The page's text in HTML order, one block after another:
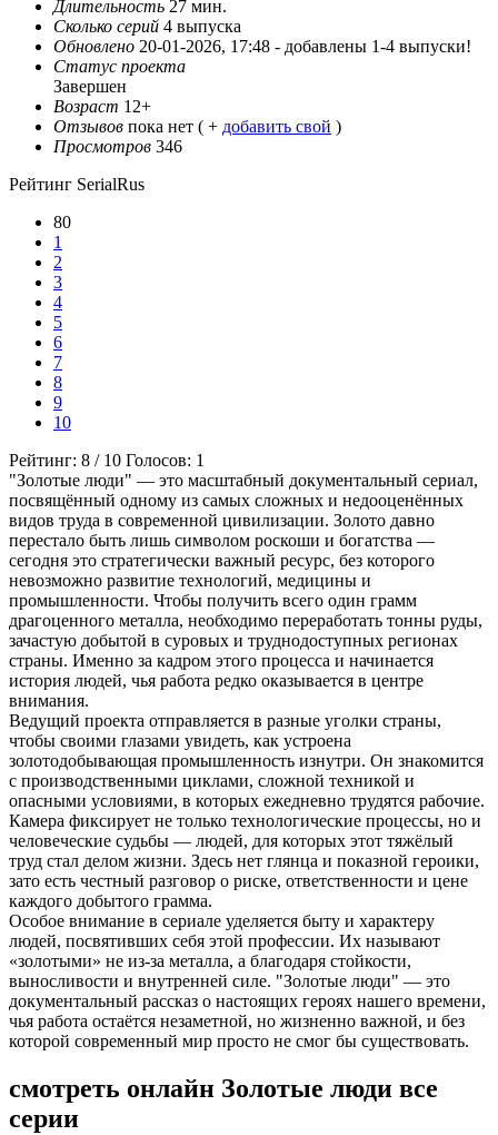
Длительность 27 мин.
Сколько серий 4 выпуска
Обновлено 20-01-2026, 17:48 - добавлены 1-4 выпуски!
Статус проекта
Завершен
Возраст 12+
Отзывов пока нет ( + добавить свой )
Просмотров 346
Рейтинг SerialRus
80
1
2
3
4
5
6
7
8
9
10
Рейтинг: 8 / 10 Голосов: 1
"Золотые люди" — это масштабный документальный сериал,
посвящённый одному из самых сложных и недооценённых
видов труда в современной цивилизации. Золото давно
перестало быть лишь символом роскоши и богатства —
сегодня это стратегически важный ресурс, без которого
невозможно развитие технологий, медицины и
промышленности. Чтобы получить всего один грамм
драгоценного металла, необходимо переработать тонны руды,
зачастую добытой в суровых и труднодоступных регионах
страны. Именно за кадром этого процесса и начинается
история людей, чья работа редко оказывается в центре
внимания.
Ведущий проекта отправляется в разные уголки страны,
чтобы своими глазами увидеть, как устроена
золотодобывающая промышленность изнутри. Он знакомится
с производственными циклами, сложной техникой и
опасными условиями, в которых ежедневно трудятся рабочие.
Камера фиксирует не только технологические процессы, но и
человеческие судьбы — людей, для которых этот тяжёлый
труд стал делом жизни. Здесь нет глянца и показной героики,
зато есть честный разговор о риске, ответственности и цене
каждого добытого грамма.
Особое внимание в сериале уделяется быту и характеру
людей, посвятивших себя этой профессии. Их называют
«золотыми» не из-за металла, а благодаря стойкости,
выносливости и внутренней силе. "Золотые люди" — это
документальный рассказ о настоящих героях нашего времени,
чья работа остаётся незаметной, но жизненно важной, и без
которой современный мир просто не смог бы существовать.
смотреть онлайн Золотые люди все
серии